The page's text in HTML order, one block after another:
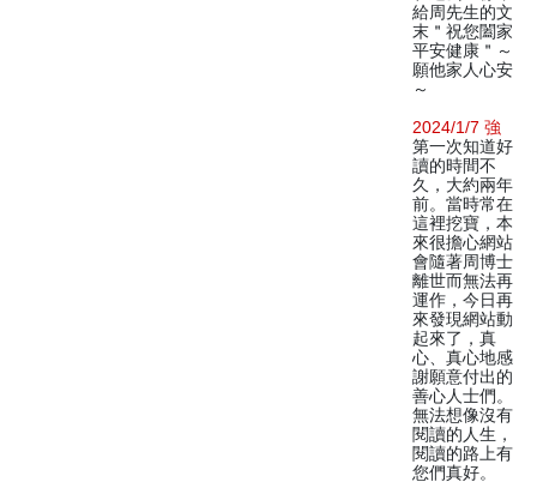
給周先生的文
末＂祝您闔家
平安健康＂～
願他家人心安
～
2024/1/7 強
第一次知道好
讀的時間不
久，大約兩年
前。當時常在
這裡挖寶，本
來很擔心網站
會隨著周博士
離世而無法再
運作，今日再
來發現網站動
起來了，真
心、真心地感
謝願意付出的
善心人士們。
無法想像沒有
閱讀的人生，
閱讀的路上有
您們真好。